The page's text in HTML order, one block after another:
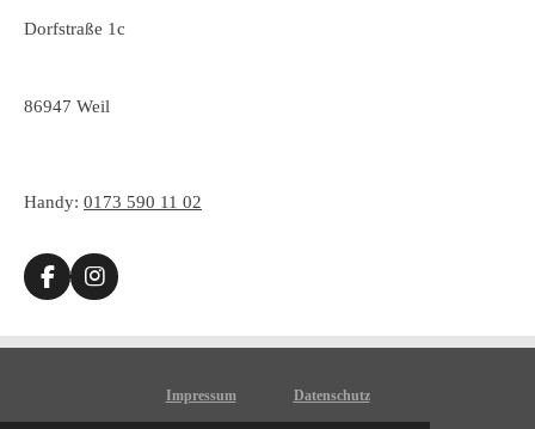
Dorfstraße 1c
86947 Weil
Handy: 0173 590 11 02
F
e
I
t
Impressum Datenschutz